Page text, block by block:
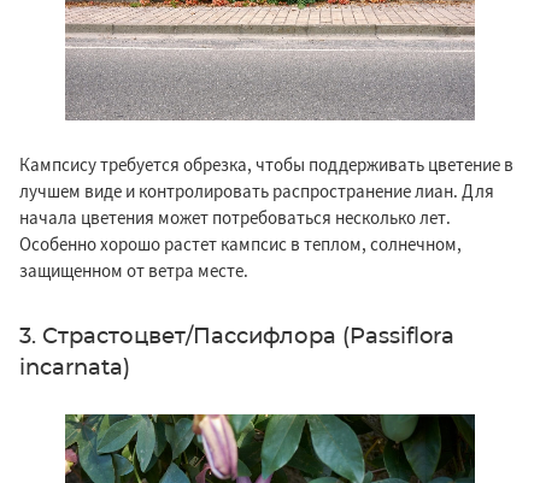
Кампсису требуется обрезка, чтобы поддерживать цветение в
лучшем виде и контролировать распространение лиан. Для
начала цветения может потребоваться несколько лет.
Особенно хорошо растет кампсис в теплом, солнечном,
защищенном от ветра месте.
3. Страстоцвет/Пассифлора (Passiflora
incarnata)